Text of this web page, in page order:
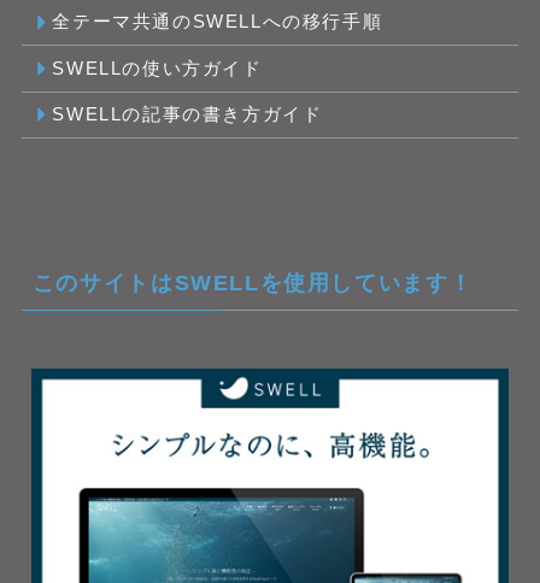
全テーマ共通のSWELLへの移行手順
SWELLの使い方ガイド
SWELLの記事の書き方ガイド
このサイトはSWELLを使用しています！